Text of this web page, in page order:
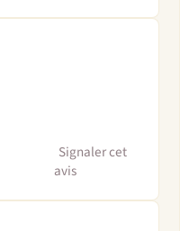
Signaler cet
avis